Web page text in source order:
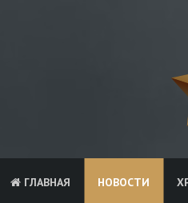
ГЛАВНАЯ НОВОСТИ